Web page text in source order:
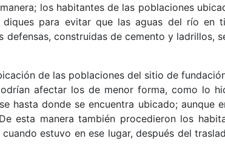
los habitantes de las poblaciones
para evitar que las aguas del río en
defensas, construidas de cemento y ladrillos,
de las poblaciones del sitio de
afectar los de menor forma, como lo
hasta donde se encuentra ubicado; aunque
esta manera también procedieron los
estuvo en ese lugar, después del